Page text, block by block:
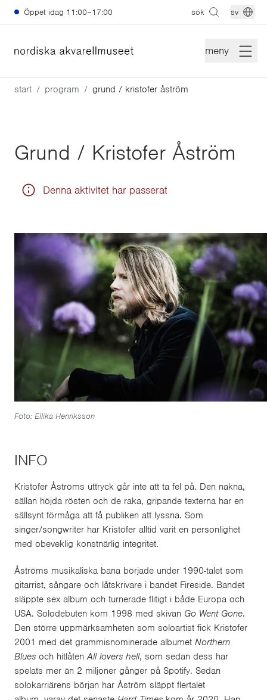
Hoppa till huvudinnehåll
Öppet idag 11:00–17:00 sök sv
meny
start program grund / kristofer åström
Grund / Kristofer Åström
Denna aktivitet har passerat
Foto: Ellika Henriksson
INFO
Kristofer Åströms uttryck går inte att ta fel på. Den nakna,
sällan höjda rösten och de raka, gripande texterna har en
sällsynt förmåga att få publiken att lyssna. Som
singer/songwriter har Kristofer alltid varit en personlighet
med obeveklig konstnärlig integritet.
Åströms musikaliska bana började under 1990-talet som
gitarrist, sångare och låtskrivare i bandet Fireside. Bandet
släppte sex album och turnerade flitigt i både Europa och
USA. Solodebuten kom 1998 med skivan Go Went Gone.
Den större uppmärksamheten som soloartist fick Kristofer
2001 med det grammisnominerade albumet Northern
Blues och hitlåtenAll lovers hell, som sedan dess har
spelats mer än 2 miljoner gånger på Spotify. Sedan
solokarriärens början har Åström släppt flertalet